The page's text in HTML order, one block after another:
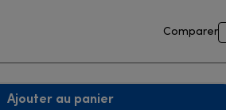
Comparer
Ajouter au panier